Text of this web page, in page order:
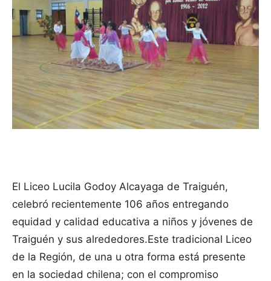
El Liceo Lucila Godoy Alcayaga de Traiguén,
celebró recientemente 106 años entregando
equidad y calidad educativa a niños y jóvenes de
Traiguén y sus alrededores.Este tradicional Liceo
de la Región, de una u otra forma está presente
en la sociedad chilena; con el compromiso